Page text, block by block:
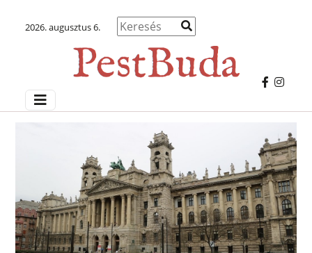
2026. augusztus 6.